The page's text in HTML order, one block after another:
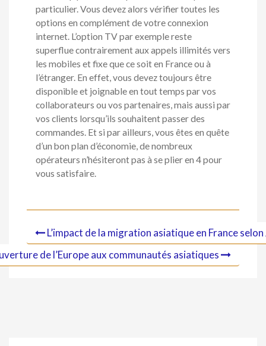
particulier. Vous devez alors vérifier toutes les
options en complément de votre connexion
internet. L’option TV par exemple reste
superflue contrairement aux appels illimités vers
les mobiles et fixe que ce soit en France ou à
l’étranger. En effet, vous devez toujours être
disponible et joignable en tout temps par vos
collaborateurs ou vos partenaires, mais aussi par
vos clients lorsqu’ils souhaitent passer des
commandes. Et si par ailleurs, vous êtes en quête
d’un bon plan d’économie, de nombreux
opérateurs n’hésiteront pas à se plier en 4 pour
vous satisfaire.
L’impact de la migration asiatique en France selon
de l’Europe aux communautés asiatiques